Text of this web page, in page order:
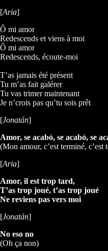
[Aria]
Ô mi amor
Redescends et viens à moi
Ô mi amor
Redescends, écoute-moi
T’as jamais été présent
Tu m’as fait galérer
Tu vas trimer maintenant
Je n’crois pas qu’tu sois prêt
[Jonatán]
Amor, se acabó, se acabó, se
(Mon amour, c’est terminé, c’est
[Aria]
Amor, il est trop tard,
T’as trop joué, t’as trop joué
Ne reviens pas vers moi
[Jonatán]
No eso no
(Oh ça non)